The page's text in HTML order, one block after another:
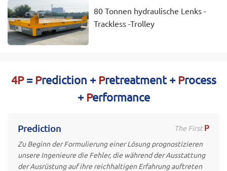
80 Tonnen hydraulische Lenks -
Trackless -Trolley
4P=Prediction +Pretreatment +Process
+Performance
The First P
Prediction
Zu Beginn der Formulierung einer Lösung prognostizieren
unsere Ingenieure die Fehler, die während der Ausstattung
der Ausrüstung auf ihre reichhaltigen Erfahrung auftreten